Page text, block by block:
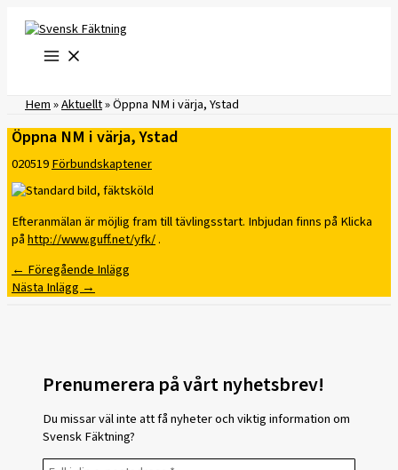
innehåll
Hem»Aktuellt»Öppna NM i värja, Ystad
Öppna NM i värja, Ystad
020519Förbundskaptener
Efteranmälan är möjlig fram till tävlingsstart. Inbjudan finns på Klicka
påhttp://www.guff.net/yfk/.
←Föregående Inlägg
Nästa Inlägg→
Prenumerera på vårt nyhetsbrev!
Du missar väl inte att få nyheter och viktig information om
Svensk Fäktning?